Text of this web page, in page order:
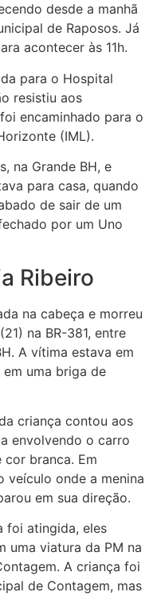
desde a manhã
de Raposos. Já
acontecer às 11h.
para o Hospital
resistiu aos
encaminhado para o
(IML).
na Grande BH, e
para casa, quando
de sair de um
por um Uno
Ribeiro
na cabeça e morreu
na BR-381, entre
A vítima estava em
uma briga de
criança contou aos
envolvendo o carro
branca. Em
veículo onde a menina
em sua direção.
foi atingida, eles
uma viatura da PM na
A criança foi
de Contagem, mas